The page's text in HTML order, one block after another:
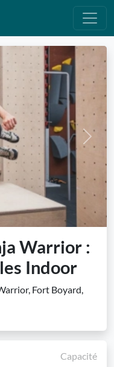
Next
Warrior :
Indoor
Fort Boyard,
Capacité